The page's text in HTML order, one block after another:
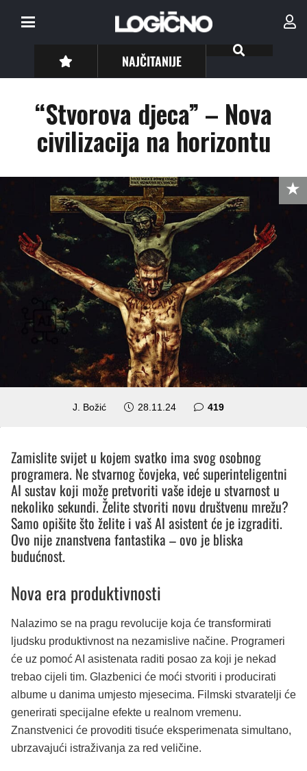
NAJČITANIJE
“Stvorova djeca” – Nova
civilizacija na horizontu
J. Božić 28.11.24 419komentara
Zamislite svijet u kojem svatko ima svog osobnog
programera. Ne stvarnog čovjeka, već superinteligentni
AI sustav koji može pretvoriti vaše ideje u stvarnost u
nekoliko sekundi. Želite stvoriti novu društvenu mrežu?
Samo opišite što želite i vaš AI asistent će je izgraditi.
Ovo nije znanstvena fantastika – ovo je bliska
budućnost.
Nova era produktivnosti
Nalazimo se na pragu revolucije koja će transformirati
ljudsku produktivnost na nezamislive načine. Programeri
će uz pomoć AI asistenata raditi posao za koji je nekad
trebao cijeli tim. Glazbenici će moći stvoriti i producirati
albume u danima umjesto mjesecima. Filmski stvaratelji će
generirati specijalne efekte u realnom vremenu.
Znanstvenici će provoditi tisuće eksperimenata simultano,
ubrzavajući istraživanja za red veličine.